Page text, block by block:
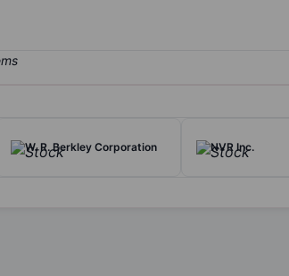
W. R. Berkley Corporation NVR Inc.